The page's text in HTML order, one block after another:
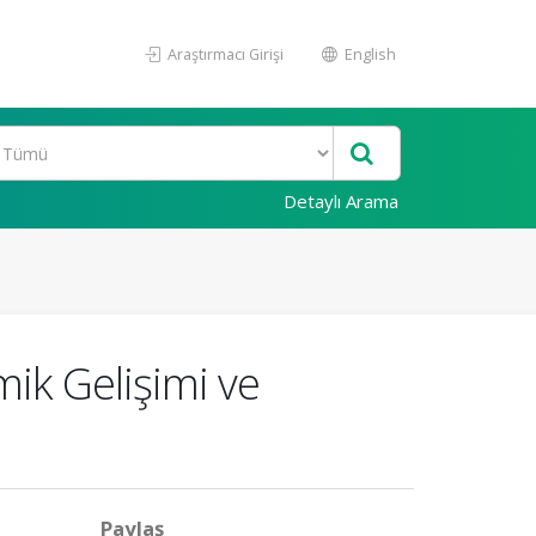
Araştırmacı Girişi English
Detaylı Arama
Gelişimi ve
Paylaş